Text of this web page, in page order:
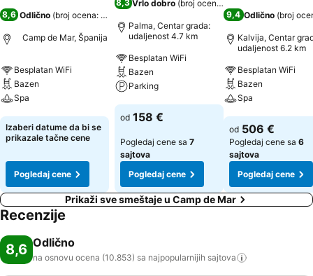
8,6 Odlično (broj ocena: 10.853
Camp de Mar, Španija
Besplatan WiFi
Bazen
Spa
Pogledaj cene
Izaberi datume da bi se
prikazale tačne cene
Pogledaj cene
8,3Vrlo dobro (broj ocena: 9.915
Palma, Centar grada:
udaljenost 4.7 km
Besplatan WiFi
Bazen
Parking
Pogledaj cene
od 158 €
Pogledaj cene sa 7
sajtova
Pogledaj cene
9,4 Odlično (broj
Kalvija, Centar
udaljenost 6.2 km
Besplatan WiFi
Bazen
Spa
Pogledaj cene
od 506 €
Pogledaj cene sa 6
sajtova
Pogledaj cene
Prikaži sve smeštaje u Camp de Mar
Recenzije
8,6 Odlično
na osnovu ocena (10.853) sa najpopularnijih sajtova